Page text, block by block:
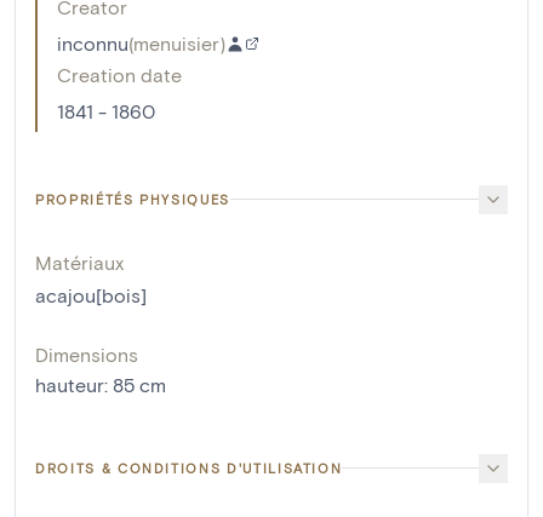
Creator
inconnu(menuisier)
Creation date
1841 - 1860
PROPRIÉTÉS PHYSIQUES
Matériaux
acajou[bois]
Dimensions
hauteur: 85 cm
DROITS & CONDITIONS D'UTILISATION